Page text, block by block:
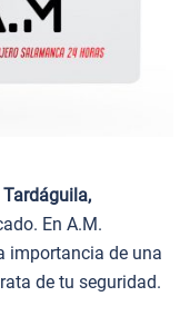
En A.M.
importancia de una
de tu seguridad.